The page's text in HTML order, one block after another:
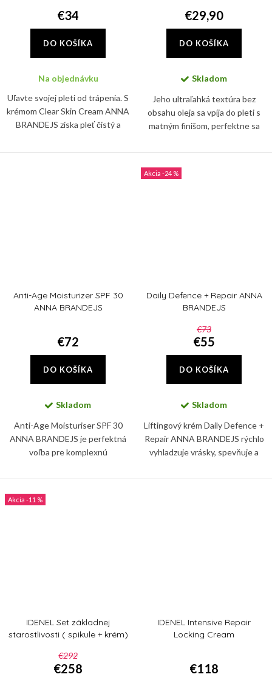
€34
DO KOŠÍKA
Na objednávku
Uľavte svojej pleti od trápenia. S
krémom Clear Skin Cream ANNA
BRANDEJS získa pleť čistý a
€29,90
DO KOŠÍKA
Skladom
Jeho ultraľahká textúra bez
obsahu oleja sa vpíja do pleti s
matným finišom, perfektne sa
odtiene pokožky.
Anti-Age Moisturizer SPF 30
ANNA BRANDEJS
€72
DO KOŠÍKA
Skladom
Anti-Age Moisturiser SPF 30
ANNA BRANDEJS je perfektná
voľba pre komplexnú
ktoré posilňujú prirodzenú
-24 %
Daily Defence + Repair ANNA
BRANDEJS
€73
€55
DO KOŠÍKA
Skladom
Liftingový krém Daily Defence +
Repair ANNA BRANDEJS rýchlo
vyhladzuje vrásky, spevňuje a
-11 %
IDENEL Set základnej
starostlivosti ( spikule + krém)
€292
€258
IDENEL Intensive Repair
Locking Cream
€118